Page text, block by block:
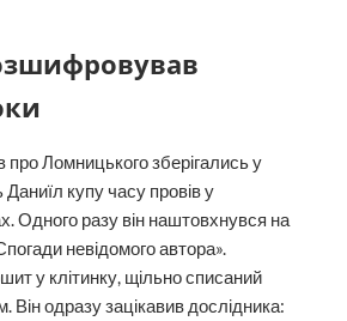
про Ломницького зберігались у
купу часу провів у
Одного разу він наштовхнувся на
невідомого автора».
у клітинку, щільно списаний
Він одразу зацікавив дослідника: